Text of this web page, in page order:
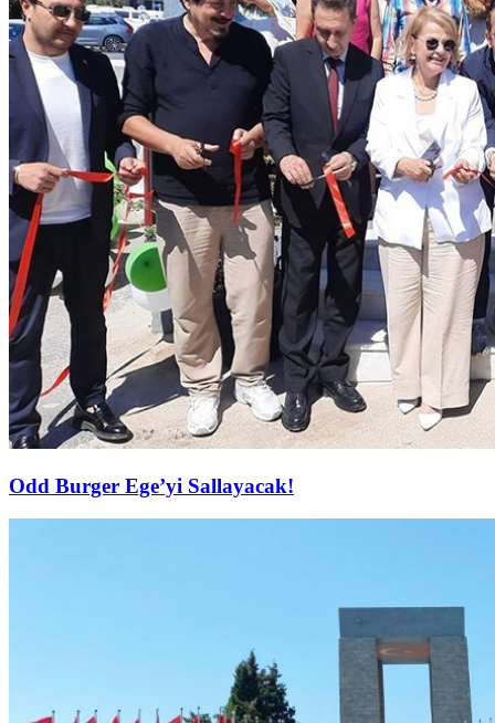
Odd Burger Ege’yi Sallayacak!